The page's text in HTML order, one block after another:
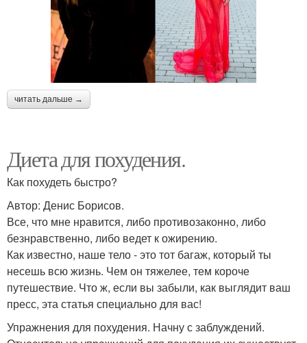
читать дальше →
Диета для похудения.
Как похудеть быстро?
Автор: Денис Борисов.
Все, что мне нравится, либо противозаконно, либо
безнравственно, либо ведет к ожирению.
Как известно, наше тело - это тот багаж, который ты
несешь всю жизнь. Чем он тяжелее, тем короче
путешествие. Что ж, если вы забыли, как выглядит ваш
пресс, эта статья специально для вас!
Упражнения для похудения. Начну с заблуждений.